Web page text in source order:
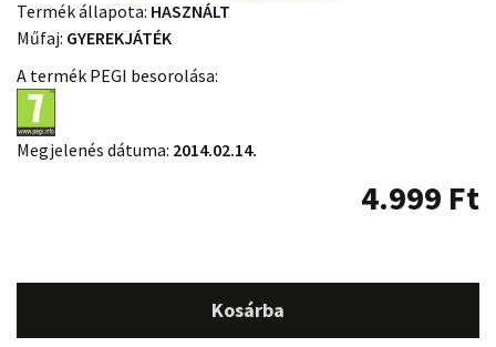
Termék állapota: HASZNÁLT
Műfaj: GYEREKJÁTÉK
A termék PEGI besorolása:
Megjelenés dátuma: 2014.02.14.
4.999 Ft
Kosárba